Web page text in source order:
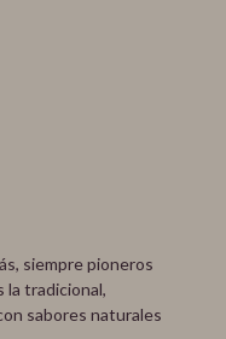
siempre pioneros
la tradicional,
sabores naturales